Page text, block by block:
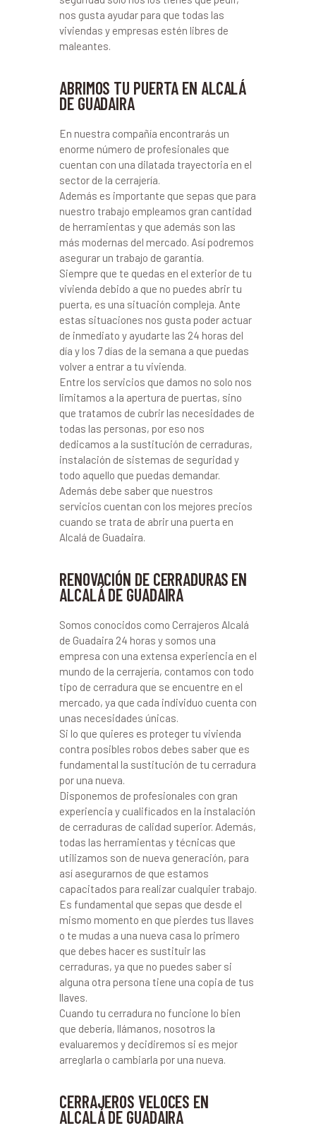
nos gusta ayudar para que todas las
viviendas y empresas estén libres de
maleantes.
ABRIMOS TU PUERTA EN ALCALÁ
DE GUADAIRA
En nuestra compañía encontrarás un
enorme número de profesionales que
cuentan con una dilatada trayectoria en el
sector de la cerrajería.
Además es importante que sepas que para
nuestro trabajo empleamos gran cantidad
de herramientas y que además son las
más modernas del mercado. Así podremos
asegurar un trabajo de garantía.
Siempre que te quedas en el exterior de tu
vivienda debido a que no puedes abrir tu
puerta, es una situación compleja. Ante
estas situaciones nos gusta poder actuar
de inmediato y ayudarte las 24 horas del
día y los 7 días de la semana a que puedas
volver a entrar a tu vivienda.
Entre los servicios que damos no solo nos
limitamos a la apertura de puertas, sino
que tratamos de cubrir las necesidades de
todas las personas, por eso nos
dedicamos a la sustitución de cerraduras,
instalación de sistemas de seguridad y
todo aquello que puedas demandar.
Además debe saber que nuestros
servicios cuentan con los mejores precios
cuando se trata de abrir una puerta en
Alcalá de Guadaira.
RENOVACIÓN DE CERRADURAS EN
ALCALÁ DE GUADAIRA
Somos conocidos como Cerrajeros Alcalá
de Guadaira 24 horas y somos una
empresa con una extensa experiencia en el
mundo de la cerrajería, contamos con todo
tipo de cerradura que se encuentre en el
mercado, ya que cada individuo cuenta con
unas necesidades únicas.
Si lo que quieres es proteger tu vivienda
contra posibles robos debes saber que es
fundamental la sustitución de tu cerradura
por una nueva.
Disponemos de profesionales con gran
experiencia y cualificados en la instalación
de cerraduras de calidad superior. Además,
todas las herramientas y técnicas que
utilizamos son de nueva generación, para
así asegurarnos de que estamos
capacitados para realizar cualquier trabajo.
Es fundamental que sepas que desde el
mismo momento en que pierdes tus llaves
o te mudas a una nueva casa lo primero
que debes hacer es sustituir las
cerraduras, ya que no puedes saber si
alguna otra persona tiene una copia de tus
llaves.
Cuando tu cerradura no funcione lo bien
que debería, llámanos, nosotros la
evaluaremos y decidiremos si es mejor
arreglarla o cambiarla por una nueva.
CERRAJEROS VELOCES EN
ALCALÁ DE GUADAIRA